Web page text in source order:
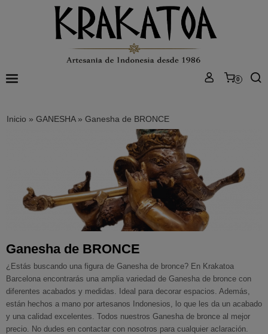
0
Inicio » GANESHA» Ganesha de BRONCE
Ganesha de BRONCE
¿Estás buscando una figura de Ganesha de bronce? En Krakatoa
Barcelona encontrarás una amplia variedad de Ganesha de bronce con
diferentes acabados y medidas. Ideal para decorar espacios. Además,
están hechos a mano por artesanos Indonesios, lo que les da un acabado
y una calidad excelentes. Todos nuestros Ganesha de bronce al mejor
precio. No dudes en contactar con nosotros para cualquier aclaración.